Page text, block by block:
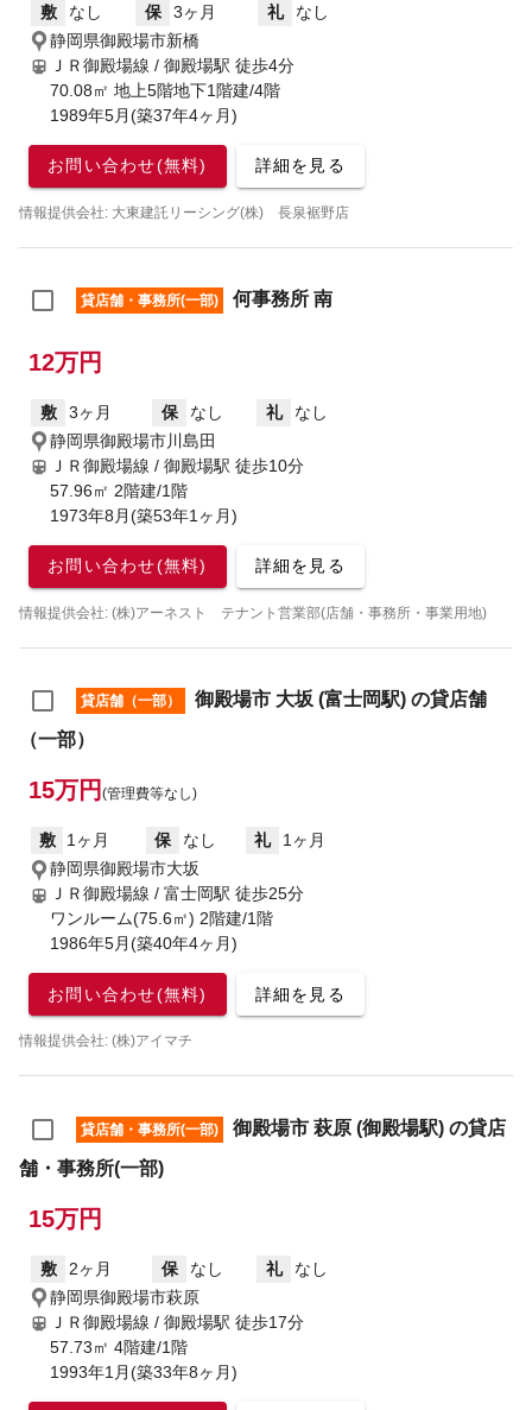
敷 なし 保 3ヶ月 礼
なし
静岡県御殿場市新橋
ＪＲ御殿場線 / 御殿場駅 徒歩4分
70.08㎡ 地上5階地下1階建/4階
1989年5月(築37年4ヶ月)
お問い合わせ(無料) 詳細を見る
情報提供会社: 大東建託リーシング(株) 長泉裾野店
貸店舗・事務所(一部) 何事務所 南
12万円
敷 3ヶ月 保 なし 礼
なし
静岡県御殿場市川島田
ＪＲ御殿場線 / 御殿場駅 徒歩10分
57.96㎡ 2階建/1階
1973年8月(築53年1ヶ月)
お問い合わせ(無料) 詳細を見る
情報提供会社: (株)アーネスト テナント営業部(店舗・事務所・事業用地)
貸店舗（一部）
御殿場市 大坂 (富士岡駅) の貸店舗
（一部）
15万円 (管理費等なし)
敷 1ヶ月 保 なし 礼
1ヶ月
静岡県御殿場市大坂
ＪＲ御殿場線 / 富士岡駅 徒歩25分
ワンルーム(75.6㎡) 2階建/1階
1986年5月(築40年4ヶ月)
お問い合わせ(無料) 詳細を見る
情報提供会社: (株)アイマチ
貸店舗・事務所(一部)
御殿場市 萩原 (御殿場駅) の貸店
舗・事務所(一部)
15万円
敷 2ヶ月 保 なし 礼
なし
静岡県御殿場市萩原
ＪＲ御殿場線 / 御殿場駅 徒歩17分
57.73㎡ 4階建/1階
1993年1月(築33年8ヶ月)